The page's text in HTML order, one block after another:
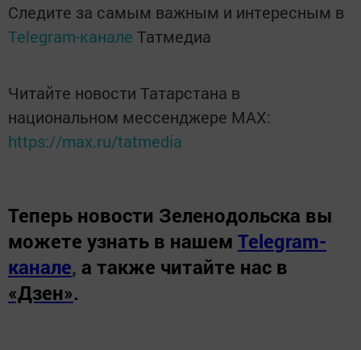
Следите за самым важным и интересным в
Telegram-канале Татмедиа
Читайте новости Татарстана в
национальном мессенджере MАХ:
https://max.ru/tatmedia
Теперь новости Зеленодольска вы
можете узнать в нашем Telegram-
канале, а также читайте нас в
«Дзен».